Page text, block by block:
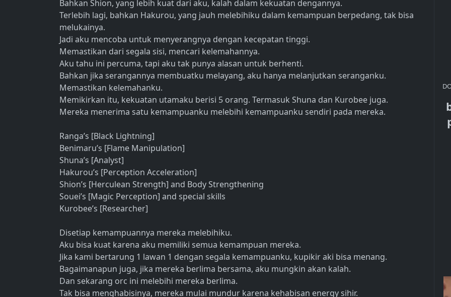
Bahkan Shion, yang lebih kuat dari aku, kalah dalam kekuatan dengannya.
Terlebih lagi, bahkan Hakurou, yang jauh melebihiku dalam kemampuan berpedang, tak bisa
melukainya.
Jadi aku mencoba untuk menyerangnya dengan kecepatan tinggi.
Memastikan dari segala sisi, mencari kelemahannya.
Aku tahu ini percuma, tapi aku tak punya alasan untuk berhenti.
Bahkan jika serangannya membuatku melayang, aku hanya melanjutkan seranganku.
Memastikan kelemahanku.
Memikirkan itu, kekuatan utamaku berisi 5 orang. Termasuk Shuna dan Kurobee juga.
Mereka menerima satu kemampuanku melebihi kemampuanku sendiri pada mereka.
Ranga’s [Black Lightning]
Benimaru’s [Flame Manipulation]
Shuna’s [Analyst]
Hakurou’s [Perception Acceleration]
Shion’s [Herculean Strength] and Body Strengthening
Souei’s [Magic Perception] and special skills
Kurobee’s [Researcher]
Disetiap kemampuannya mereka melebihiku.
Aku bisa kuat karena aku memiliki semua kemampuan mereka.
Jika kami bertarung 1 lawan 1 dengan segala kemampuanku, kupikir aki bisa menang.
Bagaimanapun juga, jika mereka berlima bersama, aku mungkin akan kalah.
Dan sekarang orc ini melebihi mereka berlima.
Tak bisa menghabisinya, mereka mulai mundur karena kehabisan energy sihir.